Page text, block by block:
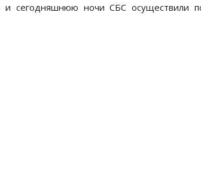
сегодняшнюю ночи СБС осуществили